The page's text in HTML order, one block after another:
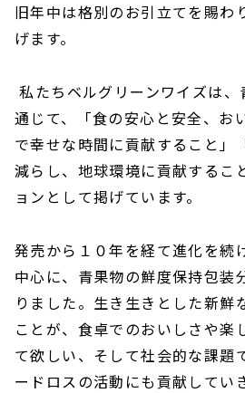
旧年中は格別のお引立てを賜わ
げます。
私たちベルグリーンワイズは、
通じて、「食の安心と安全、お
で幸せな時間に貢献すること」
減らし、地球環境に貢献するこ
ョンとして掲げています。
発売から１０年を経て進化を続
中心に、青果物の鮮度保持包装
りました。生き生きとした新鮮
ことが、食卓でのおいしさや楽
て欲しい、そして社会的な課題
ードロスの活動にも貢献してい